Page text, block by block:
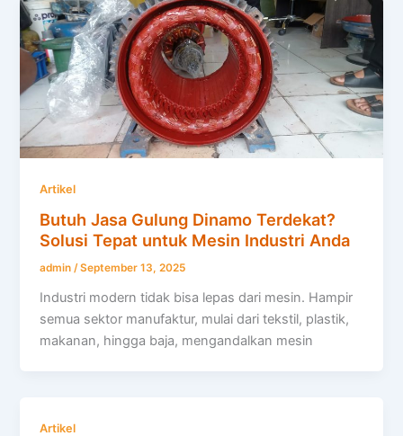
Artikel
Butuh Jasa Gulung Dinamo Terdekat?
Solusi Tepat untuk Mesin Industri Anda
admin/September 13, 2025
Industri modern tidak bisa lepas dari mesin. Hampir
semua sektor manufaktur, mulai dari tekstil, plastik,
makanan, hingga baja, mengandalkan mesin
Artikel